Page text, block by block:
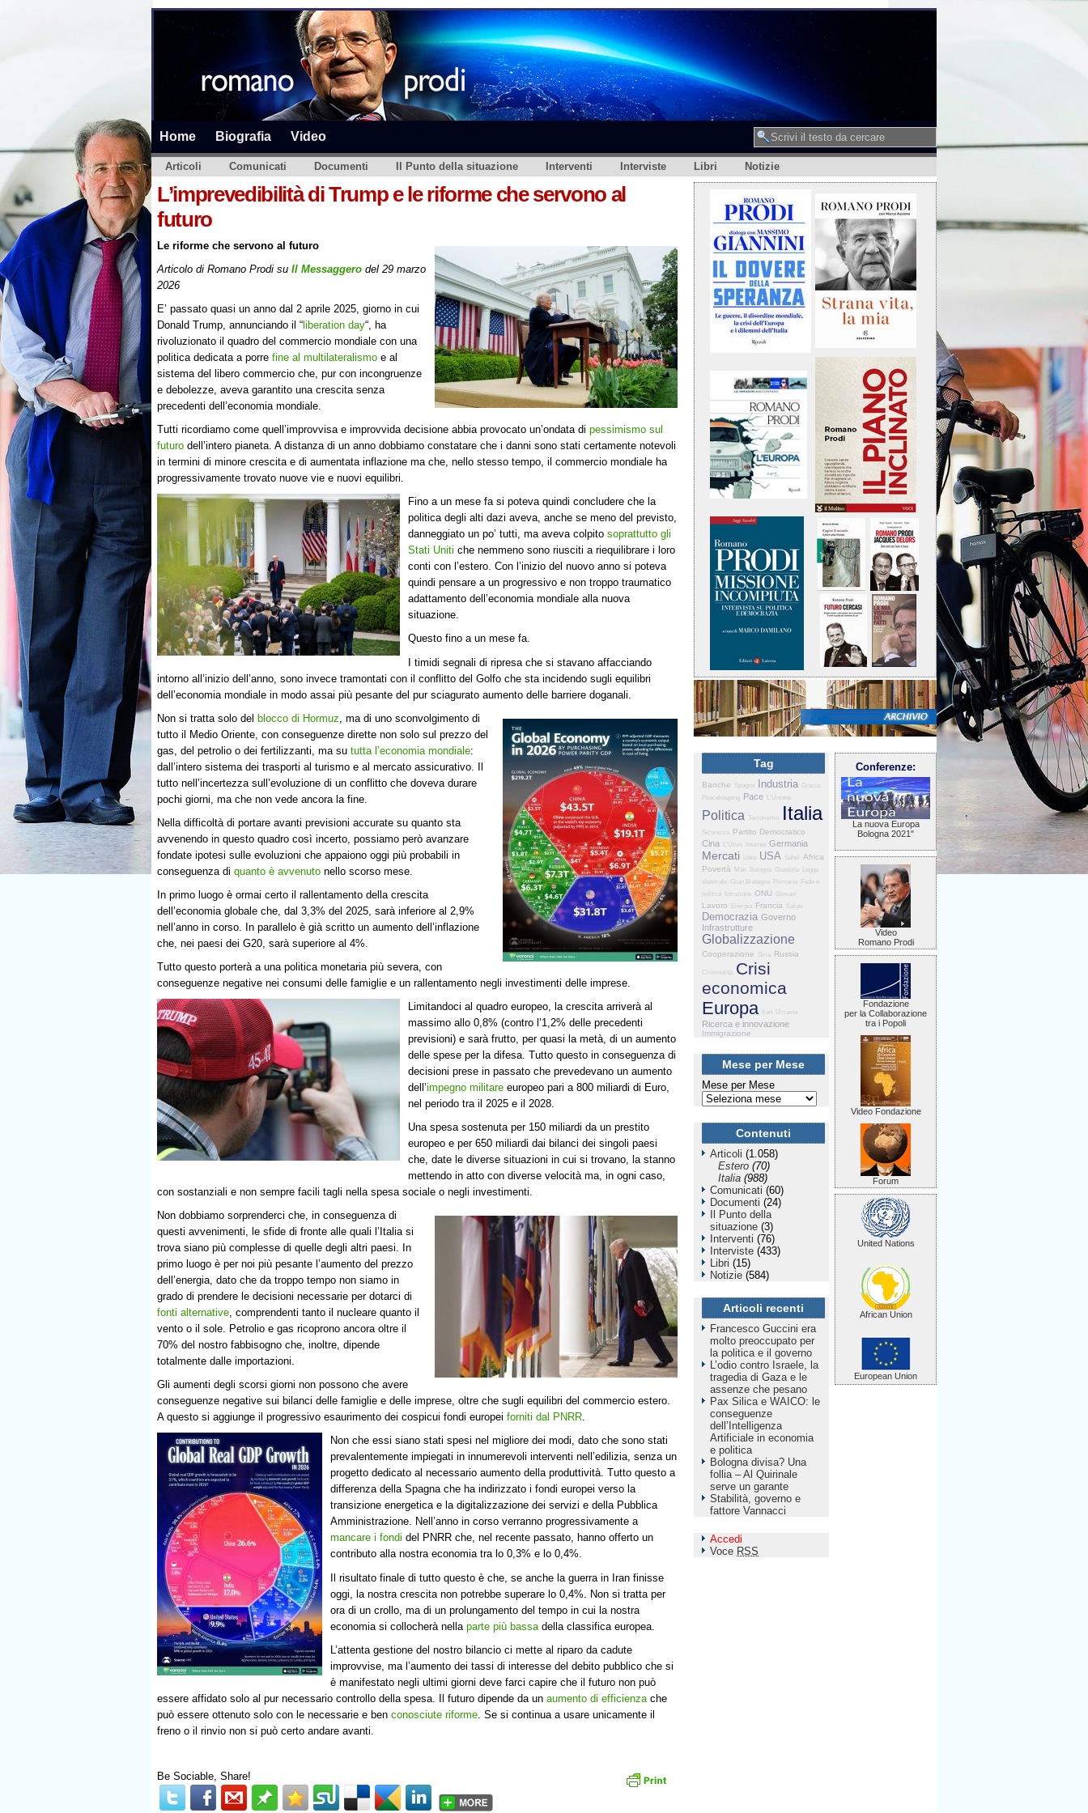
Home Biografia Video
Articoli Comunicati Documenti Il Punto della situazione Interventi Interviste Libri Notizie
L’imprevedibilità di Trump e le riforme che servono al
futuro
Le riforme che servono al futuro
Articolo di Romano Prodi su Il Messaggero del 29 marzo
2026
E’ passato quasi un anno dal 2 aprile 2025, giorno in cui
Donald Trump, annunciando il “ liberation day“, ha
rivoluzionato il quadro del commercio mondiale con una
politica dedicata a porre fine al multilateralismo e al
sistema del libero commercio che, pur con incongruenze
e debolezze, aveva garantito una crescita senza
precedenti dell’economia mondiale.
Tutti ricordiamo come quell’improvvisa e improvvida decisione abbia provocato un’ondata di pessimismo sul
futuro dell’intero pianeta. A distanza di un anno dobbiamo constatare che i danni sono stati certamente notevoli
in termini di minore crescita e di aumentata inflazione ma che, nello stesso tempo, il commercio mondiale ha
progressivamente trovato nuove vie e nuovi equilibri.
Fino a un mese fa si poteva quindi concludere che la
politica degli alti dazi aveva, anche se meno del previsto,
danneggiato un po’ tutti, ma aveva colpito soprattutto gli
Stati Uniti che nemmeno sono riusciti a riequilibrare i loro
conti con l’estero. Con l’inizio del nuovo anno si poteva
quindi pensare a un progressivo e non troppo traumatico
adattamento dell’economia mondiale alla nuova
situazione.
Questo fino a un mese fa.
I timidi segnali di ripresa che si stavano affacciando
intorno all’inizio dell’anno, sono invece tramontati con il conflitto del Golfo che sta incidendo sugli equilibri
dell’economia mondiale in modo assai più pesante del pur sciagurato aumento delle barriere doganali.
Non si tratta solo del blocco di Hormuz , ma di uno sconvolgimento di
tutto il Medio Oriente, con conseguenze dirette non solo sul prezzo del
gas, del petrolio o dei fertilizzanti, ma su tutta l’economia mondiale:
dall’intero sistema dei trasporti al turismo e al mercato assicurativo. Il
tutto nell’incertezza sull’evoluzione di un conflitto che doveva durare
pochi giorni, ma che non vede ancora la fine.
Nella difficoltà di portare avanti previsioni accurate su quanto sta
avvenendo in questo quadro così incerto, possiamo però avanzare
fondate ipotesi sulle evoluzioni che appaiono oggi più probabili in
conseguenza di quanto è avvenuto nello scorso mese.
In primo luogo è ormai certo il rallentamento della crescita
dell’economia globale che, dal 3,3% del 2025, sarà inferiore al 2,9%
nell’anno in corso. In parallelo è già scritto un aumento dell’inflazione
che, nei paesi dei G20, sarà superiore al 4%.
Tutto questo porterà a una politica monetaria più severa, con
conseguenze negative nei consumi delle famiglie e un rallentamento negli investimenti delle imprese.
Limitandoci al quadro europeo, la crescita arriverà al
massimo allo 0,8% (contro l’1,2% delle precedenti
previsioni) e sarà frutto, per quasi la metà, di un aumento
delle spese per la difesa. Tutto questo in conseguenza di
decisioni prese in passato che prevedevano un aumento
dell’impegno militare europeo pari a 800 miliardi di Euro,
nel periodo tra il 2025 e il 2028.
Una spesa sostenuta per 150 miliardi da un prestito
europeo e per 650 miliardi dai bilanci dei singoli paesi
che, date le diverse situazioni in cui si trovano, la stanno
mettendo in atto con diverse velocità ma, in ogni caso,
con sostanziali e non sempre facili tagli nella spesa sociale o negli investimenti.
Non dobbiamo sorprenderci che, in conseguenza di
questi avvenimenti, le sfide di fronte alle quali l’Italia si
trova siano più complesse di quelle degli altri paesi. In
primo luogo è per noi più pesante l’aumento del prezzo
dell’energia, dato che da troppo tempo non siamo in
grado di prendere le decisioni necessarie per dotarci di
fonti alternative, comprendenti tanto il nucleare quanto il
vento o il sole. Petrolio e gas ricoprono ancora oltre il
70% del nostro fabbisogno che, inoltre, dipende
totalmente dalle importazioni.
Gli aumenti degli scorsi giorni non possono che avere
conseguenze negative sui bilanci delle famiglie e delle imprese, oltre che sugli equilibri del commercio estero.
A questo si aggiunge il progressivo esaurimento dei cospicui fondi europei forniti dal PNRR.
Non che essi siano stati spesi nel migliore dei modi, dato che sono stati
prevalentemente impiegati in innumerevoli interventi nell’edilizia, senza un
progetto dedicato al necessario aumento della produttività. Tutto questo a
differenza della Spagna che ha indirizzato i fondi europei verso la
transizione energetica e la digitalizzazione dei servizi e della Pubblica
Amministrazione. Nell’anno in corso verranno progressivamente a
mancare i fondi del PNRR che, nel recente passato, hanno offerto un
contributo alla nostra economia tra lo 0,3% e lo 0,4%.
Il risultato finale di tutto questo è che, se anche la guerra in Iran finisse
oggi, la nostra crescita non potrebbe superare lo 0,4%. Non si tratta per
ora di un crollo, ma di un prolungamento del tempo in cui la nostra
economia si collocherà nella parte più bassa della classifica europea.
L’attenta gestione del nostro bilancio ci mette al riparo da cadute
improvvise, ma l’aumento dei tassi di interesse del debito pubblico che si
è manifestato negli ultimi giorni deve farci capire che il futuro non può
essere affidato solo al pur necessario controllo della spesa. Il futuro dipende da un aumento di efficienza che
può essere ottenuto solo con le necessarie e ben conosciute riforme . Se si continua a usare unicamente il
freno o il rinvio non si può certo andare avanti.
Be Sociable, Share!
Tag
Banche Spagna Industria
Grecia
Peacekeeping Pace L'Unione
Politica Terrorismo Italia
Sicurezza Partito Democratico
Cina L'Ulivo Internet Germania
Mercati Libia USA Sahel
Africa
Povertà
Mali Bologna Giustizia
Legge
elettorale
Gran Bretagna Primarie
Fede e
politica
Istruzione ONU Giovani
Lavoro Energia Francia Salute
Democrazia Governo
Infrastrutture
Globalizzazione
Cooperazione Siria Russia
Criminalità Crisi
economica
Europa Iran Ucraina
Ricerca e innovazione
Immigrazione
Mese per Mese
Mese per Mese
Contenuti
Articoli (1.058)
Estero (70)
Italia (988)
Comunicati (60)
Documenti (24)
Il Punto della
situazione (3)
Interventi (76)
Interviste (433)
Libri (15)
Notizie (584)
Articoli recenti
Francesco Guccini era
molto preoccupato per
la politica e il governo
L’odio contro Israele, la
tragedia di Gaza e le
assenze che pesano
Pax Silica e WAICO: le
conseguenze
dell’Intelligenza
Artificiale in economia
e politica
Bologna divisa? Una
follia – Al Quirinale
serve un garante
Stabilità, governo e
fattore Vannacci
Accedi
Voce RSS
Conferenze:
La nuova Europa
Bologna 2021"
Video
Romano Prodi
Fondazione
per la Collaborazione
tra i Popoli
Video Fondazione
Forum
United Nations
African Union
European Union